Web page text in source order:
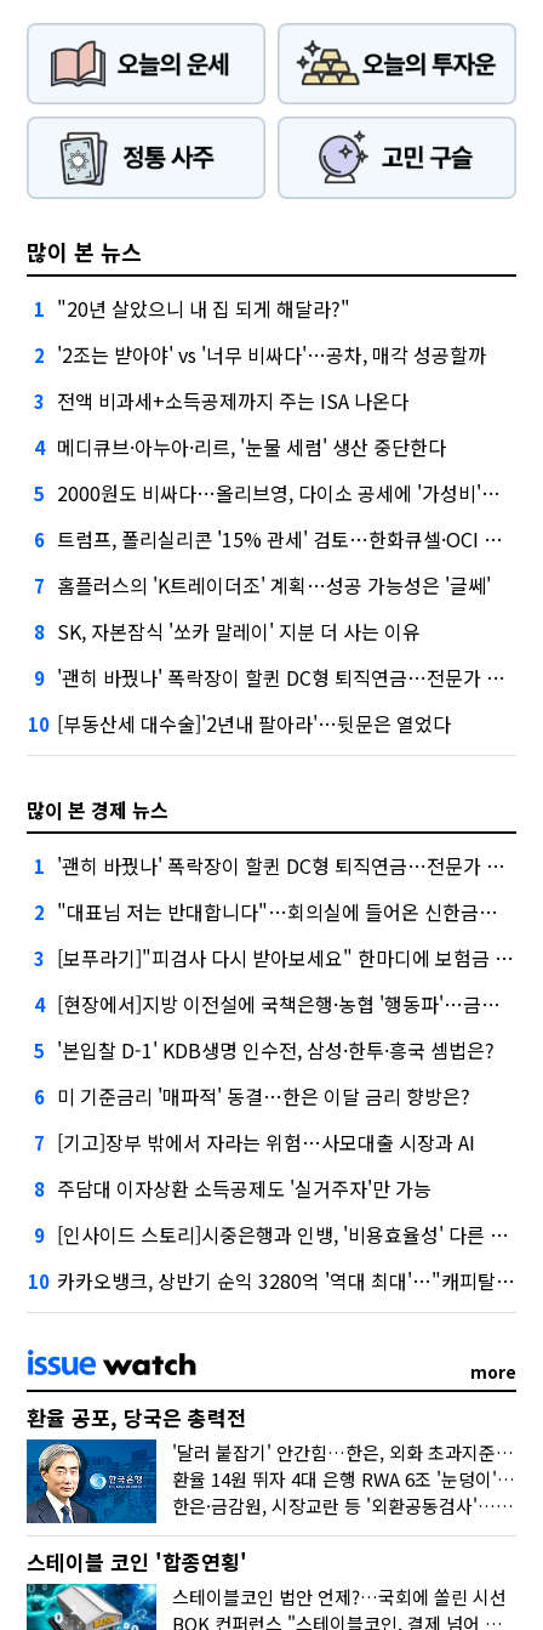
많이 본 뉴스
1 "20년 살았으니 내 집 되게 해달라?"
2 '2조는 받아야' vs '너무 비싸다'…공차, 매각 성공할까
3 전액 비과세+소득공제까지 주는 ISA 나온다
4 메디큐브·아누아·리르, '눈물 세럼' 생산 중단한다
5 2000원도 비싸다…올리브영, 다이소 공세에 '가성비'로 맞불
6 트럼프, 폴리실리콘 '15% 관세' 검토…한화큐셀·OCI 영향은?
7 홈플러스의 'K트레이더조' 계획…성공 가능성은 '글쎄'
8 SK, 자본잠식 '쏘카 말레이' 지분 더 사는 이유
9 '괜히 바꿨나' 폭락장이 할퀸 DC형 퇴직연금…전문가 조언은
10 [부동산세 대수술]'2년내 팔아라'…뒷문은 열었다
많이 본 경제 뉴스
1 '괜히 바꿨나' 폭락장이 할퀸 DC형 퇴직연금…전문가 조언은
2 "대표님 저는 반대합니다"…회의실에 들어온 신한금융 AI
3 [보푸라기]"피검사 다시 받아보세요" 한마디에 보험금 못 받을 뻔?
4 [현장에서]지방 이전설에 국책은행·농협 '행동파'…금감원 '신중모드'
5 '본입찰 D-1' KDB생명 인수전, 삼성·한투·흥국 셈법은?
6 미 기준금리 '매파적' 동결…한은 이달 금리 향방은?
7 [기고]장부 밖에서 자라는 위험…사모대출 시장과 AI
8 주담대 이자상환 소득공제도 '실거주자'만 가능
9 [인사이드 스토리]시중은행과 인뱅, '비용효율성' 다른 잣대 왜?
10 카카오뱅크, 상반기 순익 3280억 '역대 최대'…"캐피탈, 자산 1조원 이상"
more
환율 공포, 당국은 총력전
'달러 붙잡기' 안간힘…한은, 외화 초과지준에 이자 6개월 더
환율 14원 뛰자 4대 은행 RWA 6조 '눈덩이'…2배 뛴 2분기는?
한은·금감원, 시장교란 등 '외환공동검사'…환율 급등 전방위 대응
스테이블 코인 '합종연횡'
스테이블코인 법안 언제?…국회에 쏠린 시선
BOK 컨퍼런스 "스테이블코인, 결제 넘어 보험 대출 등 금융 연결 도구"